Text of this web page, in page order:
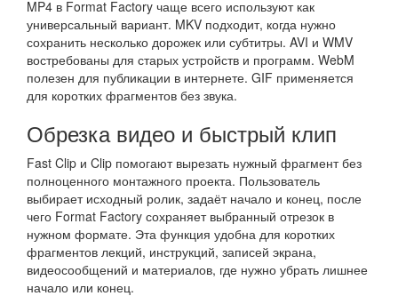
MP4 в Format Factory чаще всего используют как
универсальный вариант. MKV подходит, когда нужно
сохранить несколько дорожек или субтитры. AVI и WMV
востребованы для старых устройств и программ. WebM
полезен для публикации в интернете. GIF применяется
для коротких фрагментов без звука.
Обрезка видео и быстрый клип
Fast Clip и Clip помогают вырезать нужный фрагмент без
полноценного монтажного проекта. Пользователь
выбирает исходный ролик, задаёт начало и конец, после
чего Format Factory сохраняет выбранный отрезок в
нужном формате. Эта функция удобна для коротких
фрагментов лекций, инструкций, записей экрана,
видеосообщений и материалов, где нужно убрать лишнее
начало или конец.